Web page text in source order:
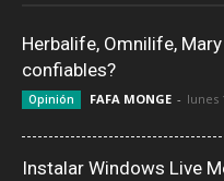
Herbalife, Omnilife,
confiables?
Opinión FAFA MONGE - lunes
Instalar Windows Live